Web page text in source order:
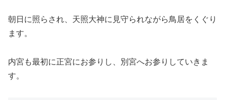
朝日に照らされ、天照大神に見守られながら鳥居をくぐり
ます。
内宮も最初に正宮にお参りし、別宮へお参りしていきま
す。